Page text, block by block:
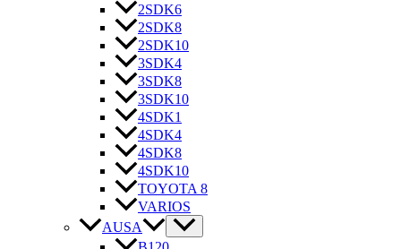
2SDK6
2SDK8
2SDK10
3SDK4
3SDK8
3SDK10
4SDK1
4SDK4
4SDK8
4SDK10
TOYOTA 8
VARIOS
AUSA